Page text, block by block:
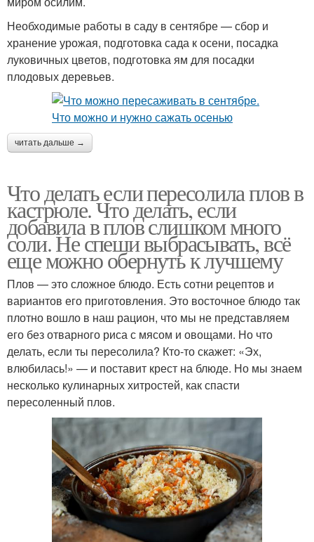
Необходимые работы в саду в сентябре — сбор и
хранение урожая, подготовка сада к осени, посадка
луковичных цветов, подготовка ям для посадки
плодовых деревьев.
читать дальше →
Что делать если пересолила плов в
кастрюле. Что делать, если
добавила в плов слишком много
соли. Не спеши выбрасывать, всё
еще можно обернуть к лучшему
Плов — это сложное блюдо. Есть сотни рецептов и
вариантов его приготовления. Это восточное блюдо так
плотно вошло в наш рацион, что мы не представляем
его без отварного риса с мясом и овощами. Но что
делать, если ты пересолила? Кто-то скажет: «Эх,
влюбилась!» — и поставит крест на блюде. Но мы знаем
несколько кулинарных хитростей, как спасти
пересоленный плов.